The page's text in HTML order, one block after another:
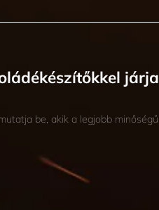
járja
be, akik a legjobb minőségű